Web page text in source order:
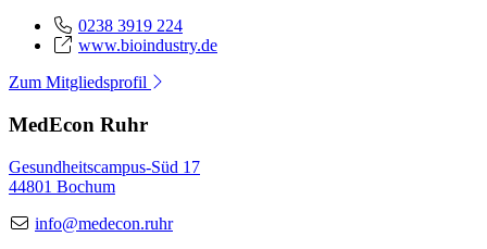
0238 3919 224
www.bioindustry.de
Zum Mitgliedsprofil
MedEcon Ruhr
Gesundheitscampus-Süd 17
44801 Bochum
info@medecon.ruhr